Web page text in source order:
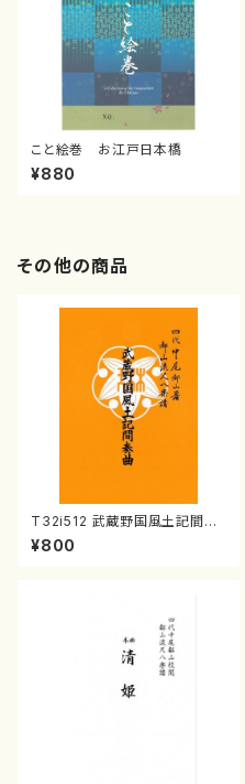
こと絵巻 お江戸日本橋
¥880
その他の商品
T32i512 武蔵野国風土記間奏
曲（尺八/初代 山川園松/楽譜）
都山流公刊楽譜曲番:2221
¥800